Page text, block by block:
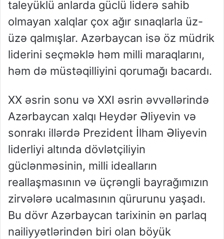
taleyüklü anlarda güclü liderə sahib
olmayan xalqlar çox ağır sınaqlarla üz-
üzə qalmışlar. Azərbaycan isə öz müdrik
liderini seçməklə həm milli maraqlarını,
həm də müstəqilliyini qorumağı bacardı.
XX əsrin sonu və XXI əsrin əvvəllərində
Azərbaycan xalqı Heydər Əliyevin və
sonrakı illərdə Prezident İlham Əliyevin
liderliyi altında dövlətçiliyin
güclənməsinin, milli idealların
reallaşmasının və üçrəngli bayrağımızın
zirvələrə ucalmasının qürurunu yaşadı.
Bu dövr Azərbaycan tarixinin ən parlaq
nailiyyətlərindən biri olan böyük